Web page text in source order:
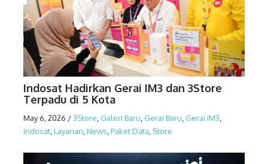
Indosat Hadirkan Gerai IM3 dan 3Store
Terpadu di 5 Kota
May 6, 2026 /3Store Galeri Baru Gerai Baru Gerai IM3
Indosat Layanan News Paket Data Store